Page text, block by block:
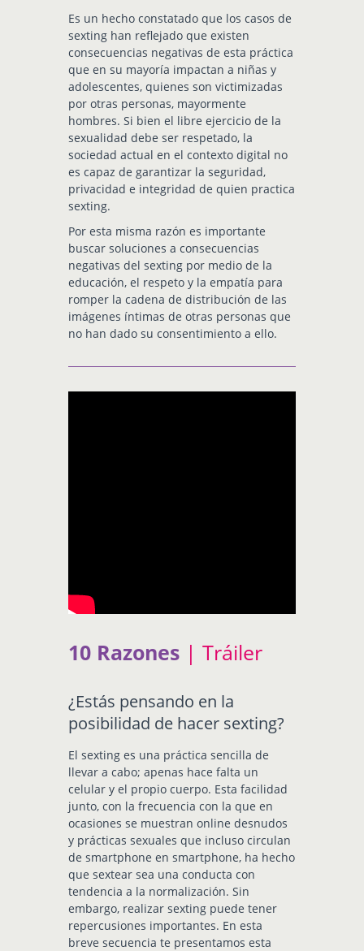
Es un hecho constatado que los casos de
sexting han reflejado que existen
consecuencias negativas de esta práctica
que en su mayoría impactan a niñas y
adolescentes, quienes son victimizadas
por otras personas, mayormente
hombres. Si bien el libre ejercicio de la
sexualidad debe ser respetado, la
sociedad actual en el contexto digital no
es capaz de garantizar la seguridad,
privacidad e integridad de quien practica
sexting.
Por esta misma razón es importante
buscar soluciones a consecuencias
negativas del sexting por medio de la
educación, el respeto y la empatía para
romper la cadena de distribución de las
imágenes íntimas de otras personas que
no han dado su consentimiento a ello.
10 Razones | Tráiler
¿Estás pensando en la
posibilidad de hacer sexting?
El sexting es una práctica sencilla de
llevar a cabo; apenas hace falta un
celular y el propio cuerpo. Esta facilidad
junto, con la frecuencia con la que en
ocasiones se muestran online desnudos
y prácticas sexuales que incluso circulan
de smartphone en smartphone, ha hecho
que sextear sea una conducta con
tendencia a la normalización. Sin
embargo, realizar sexting puede tener
repercusiones importantes. En esta
breve secuencia te presentamos esta